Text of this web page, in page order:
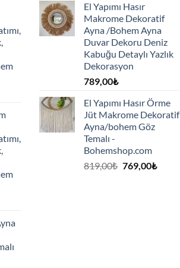
El Yapımı Hasır
Makrome Dekoratif
Ayna /Bohem Ayna
Duvar Dekoru Deniz
Kabuğu Detaylı Yazlık
Dekorasyon
789,00₺
El Yapımı Hasır Örme
Jüt Makrome Dekoratif
Ayna/bohem Göz
Temalı -
Bohemshop.com
819,00₺ Orijinal
769,00₺Şu